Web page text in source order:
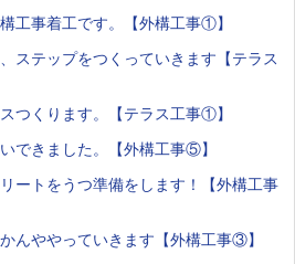
工事着工です。【外構工事①】
ステップをつくっていきます【テラス
つくります。【テラス工事①】
できました。【外構工事⑤】
ートをうつ準備をします！【外構工事
んややっていきます【外構工事③】